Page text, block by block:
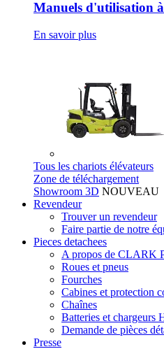
Manuels d'utilisation
En savoir plus
Tous les chariots élévateurs
Zone de téléchargement
Showroom 3D NOUVEAU
Revendeur
Trouver un revendeur
Faire partie de notre
Pieces detachees
A propos de CLARK
Roues et pneus
Fourches
Cabines et protection
Chaînes
Batteries et chargeurs
Demande de pièces
Presse